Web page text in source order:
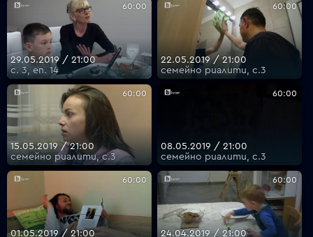
60:00
29.05.2019 / 21:00
с. 3, еп. 14
60:00
22.05.2019 / 21:00
семейно риалити, с.3
60:00
15.05.2019 / 21:00
семейно риалити, с.3
60:00
08.05.2019 / 21:00
семейно риалити, с.3
60:00
01.05.2019 / 21:00
60:00
24.04.2019 / 21:00